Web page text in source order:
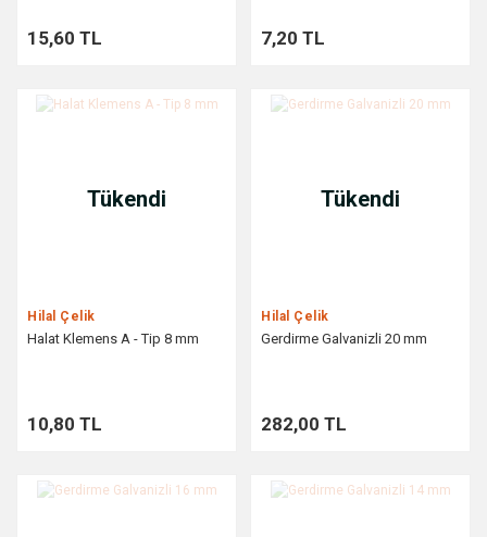
15,60 TL 7,20 TL
Tükendi
Hilal Çelik
Halat Klemens A - Tip 8 mm
10,80 TL
Tükendi
Hilal Çelik
Gerdirme Galvanizli 20 mm
282,00 TL